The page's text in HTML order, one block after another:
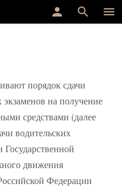
menu
search
person
порядок сдачи
на получение
средствами (далее
водительских
Государственной
движения
Федерации